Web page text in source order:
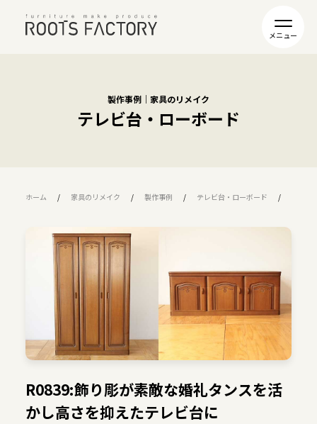
製作事例｜家具のリメイク
テレビ台・ローボード
ホーム 家具のリメイク 製作事例 テレビ台・ローボード
R0839:飾り彫が素敵な婚礼タンスを活
かし高さを抑えたテレビ台に